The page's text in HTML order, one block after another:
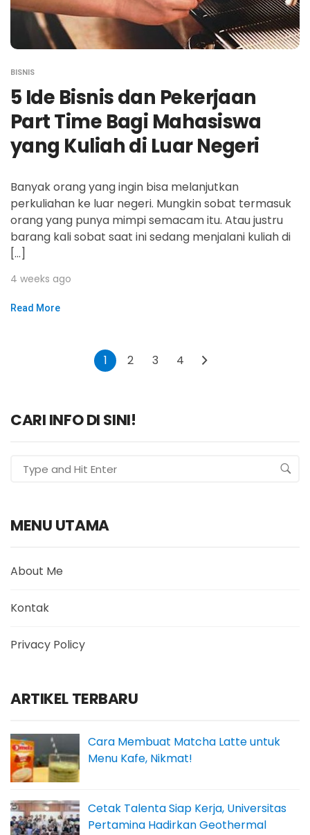
BISNIS
5 Ide Bisnis dan Pekerjaan
Part Time Bagi Mahasiswa
yang Kuliah di Luar Negeri
Banyak orang yang ingin bisa melanjutkan
perkuliahan ke luar negeri. Mungkin sobat termasuk
orang yang punya mimpi semacam itu. Atau justru
barang kali sobat saat ini sedang menjalani kuliah di
[…]
4 weeks ago
Read More
1 2 3 4
CARI INFO DI SINI!
MENU UTAMA
About Me
Kontak
Privacy Policy
ARTIKEL TERBARU
Cara Membuat Matcha Latte untuk
Menu Kafe, Nikmat!
Cetak Talenta Siap Kerja, Universitas
Pertamina Hadirkan Geothermal